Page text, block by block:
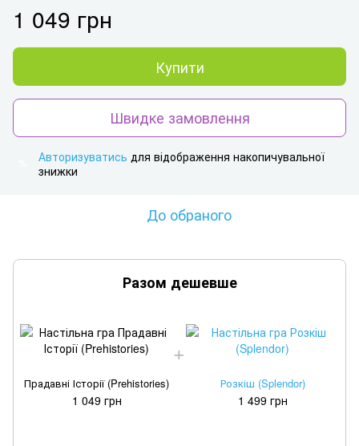
1 049 грн
Купити
Швидке замовлення
Авторизуватись для відображення накопичувальної
знижки
До обраного
Разом дешевше
Прадавні Історії (Prehistories)
1 049 грн
Розкіш (Splendor)
1 499 грн